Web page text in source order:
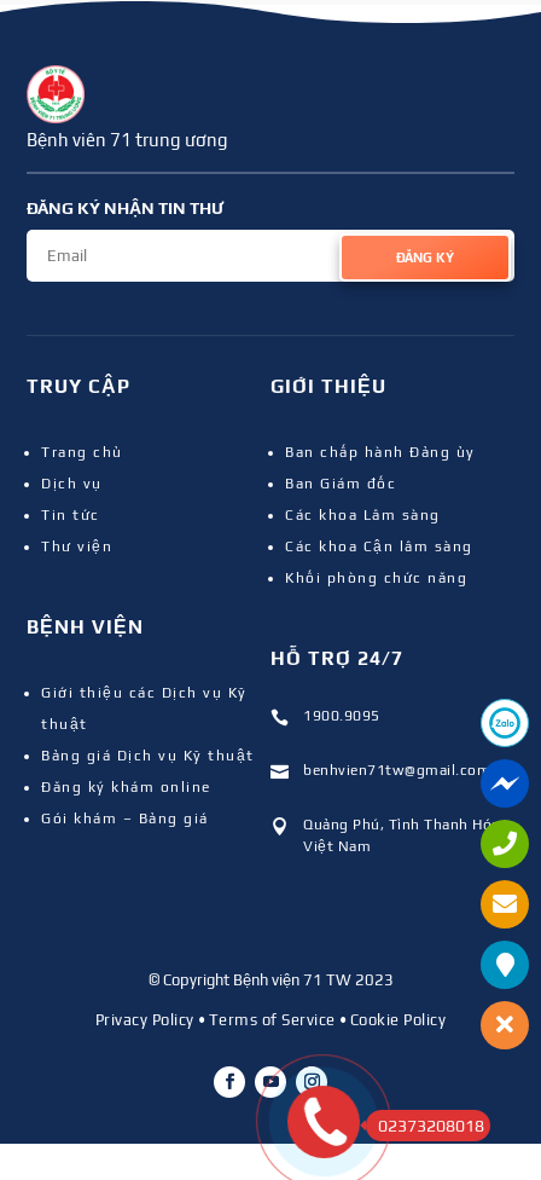
Bệnh viên 71 trung ương
ĐĂNG KÝ NHẬN TIN THƯ
ĐĂNG KÝ
TRUY CẬP
Trang chủ
Dịch vụ
Tin tức
Thư viện
BỆNH VIỆN
Giới thiệu các Dịch vụ Kỹ
thuật
Bảng giá Dịch vụ Kỹ thuật
Đăng ký khám online
Gói khám – Bảng giá
GIỚI THIỆU
Ban chấp hành Đảng ủy
Ban Giám đốc
Các khoa Lâm sàng
Các khoa Cận lâm sàng
Khối phòng chức năng
HỖ TRỢ 24/7
 1900.9095
 benhvien71tw@gmail.com

Quảng Phú, Tỉnh Thanh Hóa,
Việt Nam
© Copyright Bệnh viện 71 TW 2023
Privacy Policy • Terms of Service • Cookie Policy
02373208018